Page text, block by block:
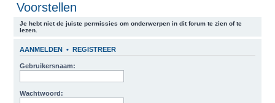
Voorstellen
Je hebt niet de juiste permissies om onderwerpen in dit forum te zien of te
lezen.
AANMELDEN • REGISTREER
Gebruikersnaam:
Wachtwoord: